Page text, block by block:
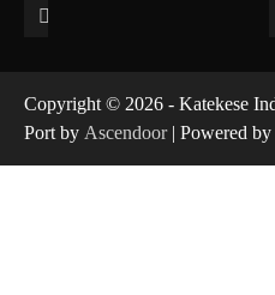
Copyright © 2026 - Katekese
Port by Ascendoor| Powered by